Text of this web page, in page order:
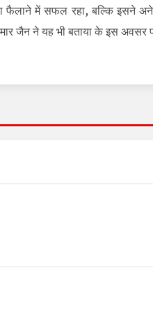
में सफल रहा, बल्कि इसने
जैन ने यह भी बताया के इस